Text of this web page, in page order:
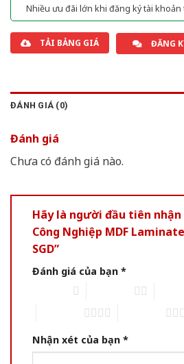
Nhiều ưu đãi lớn khi đăng ký tài
TẢI BẢNG GIÁ ĐĂNG
ĐÁNH GIÁ (0)
Đánh giá
Chưa có đánh giá nào.
Hãy là người đầu tiên nhận
Công Nghiệp MDF Laminate
SGD”
Đánh giá của bạn *
Nhận xét của bạn *